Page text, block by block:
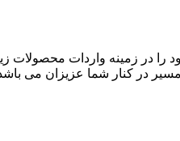
را در زمینه واردات
در کنار شما عزیزان می